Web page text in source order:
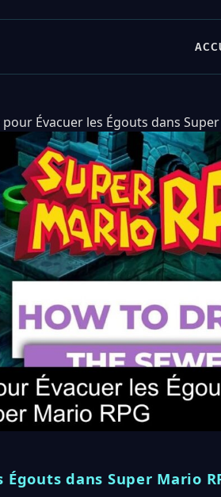
Évacuer les Égouts dans
dans Super Mario